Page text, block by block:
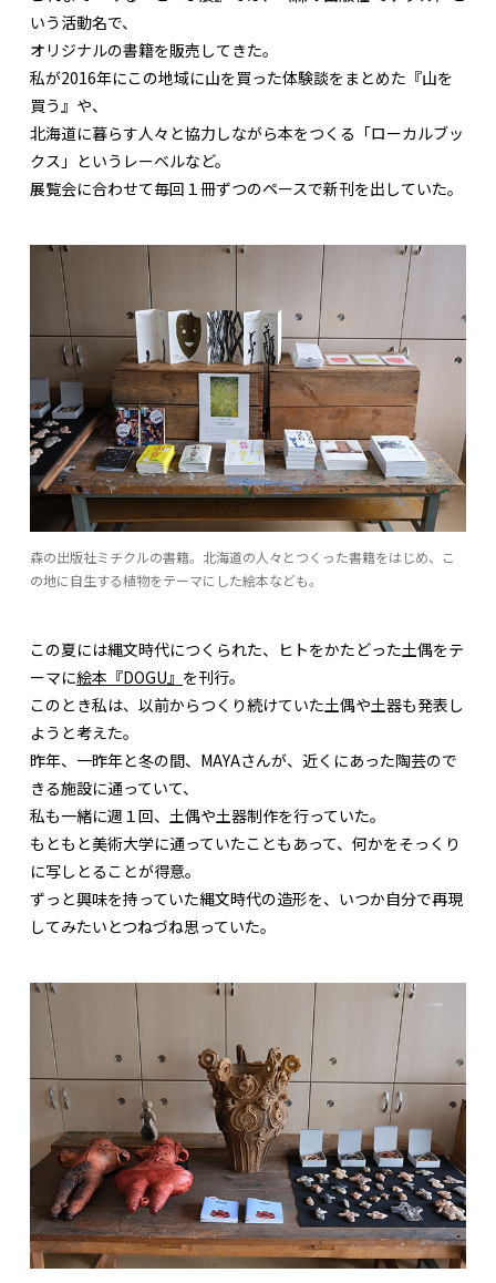
いう活動名で、
オリジナルの書籍を販売してきた。
私が2016年にこの地域に山を買った体験談をまとめた『山を
買う』や、
北海道に暮らす人々と協力しながら本をつくる「ローカルブッ
クス」というレーベルなど。
展覧会に合わせて毎回１冊ずつのペースで新刊を出していた。
森の出版社ミチクルの書籍。北海道の人々とつくった書籍をはじめ、こ
の地に自生する植物をテーマにした絵本なども。
この夏には縄文時代につくられた、ヒトをかたどった土偶をテ
ーマに絵本『DOGU』 を刊行。
このとき私は、以前からつくり続けていた土偶や土器も発表し
ようと考えた。
昨年、一昨年と冬の間、MAYAさんが、近くにあった陶芸ので
きる施設に通っていて、
私も一緒に週１回、土偶や土器制作を行っていた。
もともと美術大学に通っていたこともあって、何かをそっくり
に写しとることが得意。
ずっと興味を持っていた縄文時代の造形を、いつか自分で再現
してみたいとつねづね思っていた。